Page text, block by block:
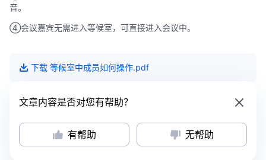
音。
④会议嘉宾无需进入等候室，可直接进入会议中。
下载 等候室中成员如何操作.pdf
文章内容是否对您有帮助？
有帮助 无帮助